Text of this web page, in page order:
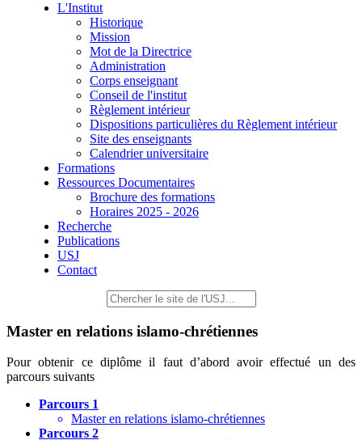
L'Institut
Historique
Mission
Mot de la Directrice
Administration
Corps enseignant
Conseil de l'institut
Règlement intérieur
Dispositions particulières du Règlement intérieur
Site des enseignants
Calendrier universitaire
Formations
Ressources Documentaires
Brochure des formations
Horaires 2025 - 2026
Recherche
Publications
USJ
Contact
Master en relations islamo-chrétiennes
Pour obtenir ce diplôme il faut d’abord avoir effectué un des
parcours suivants
Parcours 1
Master en relations islamo-chrétiennes
Parcours 2